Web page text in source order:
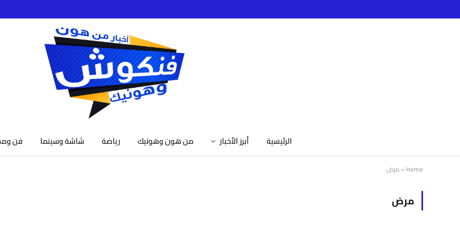
الرئيسية أبرز الأخبار من هون وهونيك رياضة شاشة وسينما فن
Home
» مرض
مرض